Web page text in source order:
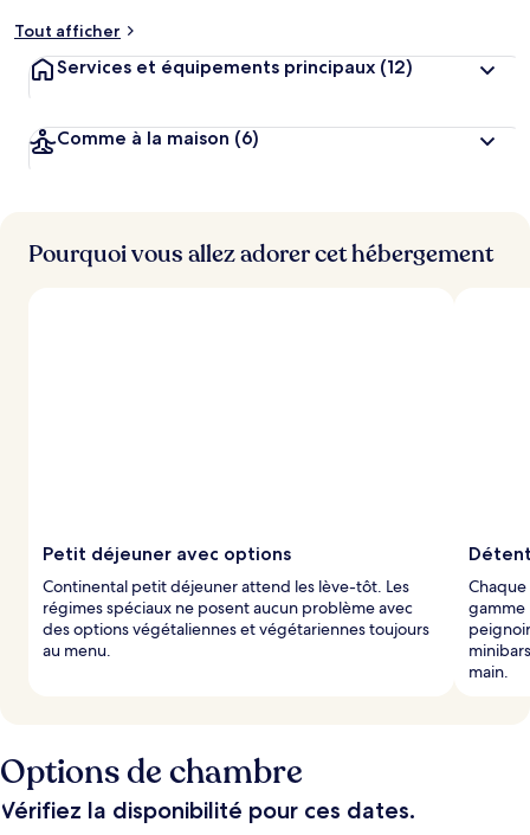
n
i
e
s
Tout afficher
Services et équipements principaux (12)
Comme à la maison (6)
Pourquoi vous allez adorer cet hébergement
Petit déjeuner avec options
Continental petit déjeuner attend les lève-tôt. Les
régimes spéciaux ne posent aucun problème avec
des options végétaliennes et végétariennes toujours
au menu.
gamme
main.
Options de chambre
Vérifiez la disponibilité pour ces dates.